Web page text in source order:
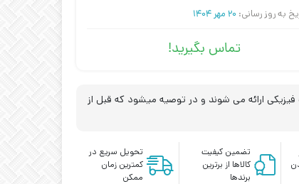
به روز رسانی: 20 مهر 1404
تماس بگیرید!
ارائه می شوند و در توصیه میشود که قبل از
تضمین کیفیت
کالاها از برترین
برندها
تحویل سریع در
کمترین زمان
ممکن